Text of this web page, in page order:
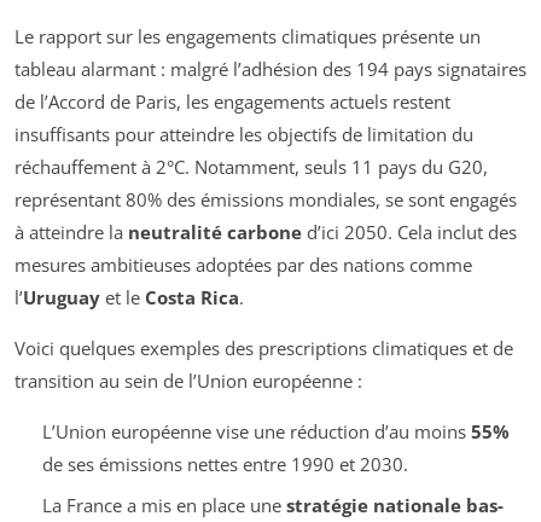
Le rapport sur les engagements climatiques présente un
tableau alarmant : malgré l’adhésion des 194 pays signataires
de l’Accord de Paris, les engagements actuels restent
insuffisants pour atteindre les objectifs de limitation du
réchauffement à 2°C. Notamment, seuls 11 pays du G20,
représentant 80% des émissions mondiales, se sont engagés
à atteindre la neutralité carbone d’ici 2050. Cela inclut des
mesures ambitieuses adoptées par des nations comme
l’Uruguay et le Costa Rica.
Voici quelques exemples des prescriptions climatiques et de
transition au sein de l’Union européenne :
L’Union européenne vise une réduction d’au moins 55%
de ses émissions nettes entre 1990 et 2030.
La France a mis en place une stratégie nationale bas-